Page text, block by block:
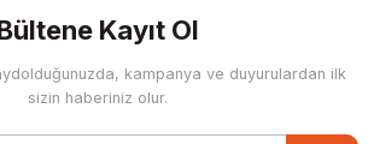
Kayıt Ol
kampanya ve duyurulardan ilk
sizin haberiniz olur.